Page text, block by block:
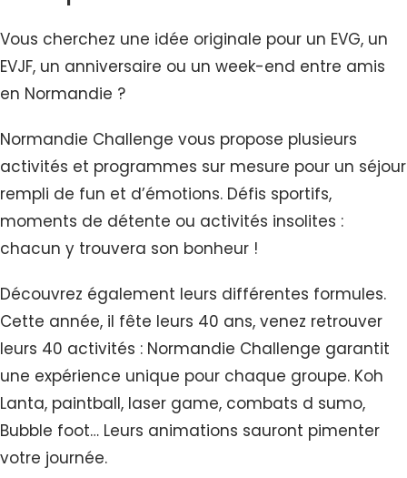
Vous cherchez une idée originale pour un EVG, un
EVJF, un anniversaire ou un week-end entre amis
en Normandie ?
Normandie Challenge vous propose plusieurs
activités et programmes sur mesure pour un séjour
rempli de fun et d’émotions. Défis sportifs,
moments de détente ou activités insolites :
chacun y trouvera son bonheur !
Découvrez également leurs différentes formules.
Cette année, il fête leurs 40 ans, venez retrouver
leurs 40 activités : Normandie Challenge garantit
une expérience unique pour chaque groupe. Koh
Lanta, paintball, laser game, combats d sumo,
Bubble foot… Leurs animations sauront pimenter
votre journée.